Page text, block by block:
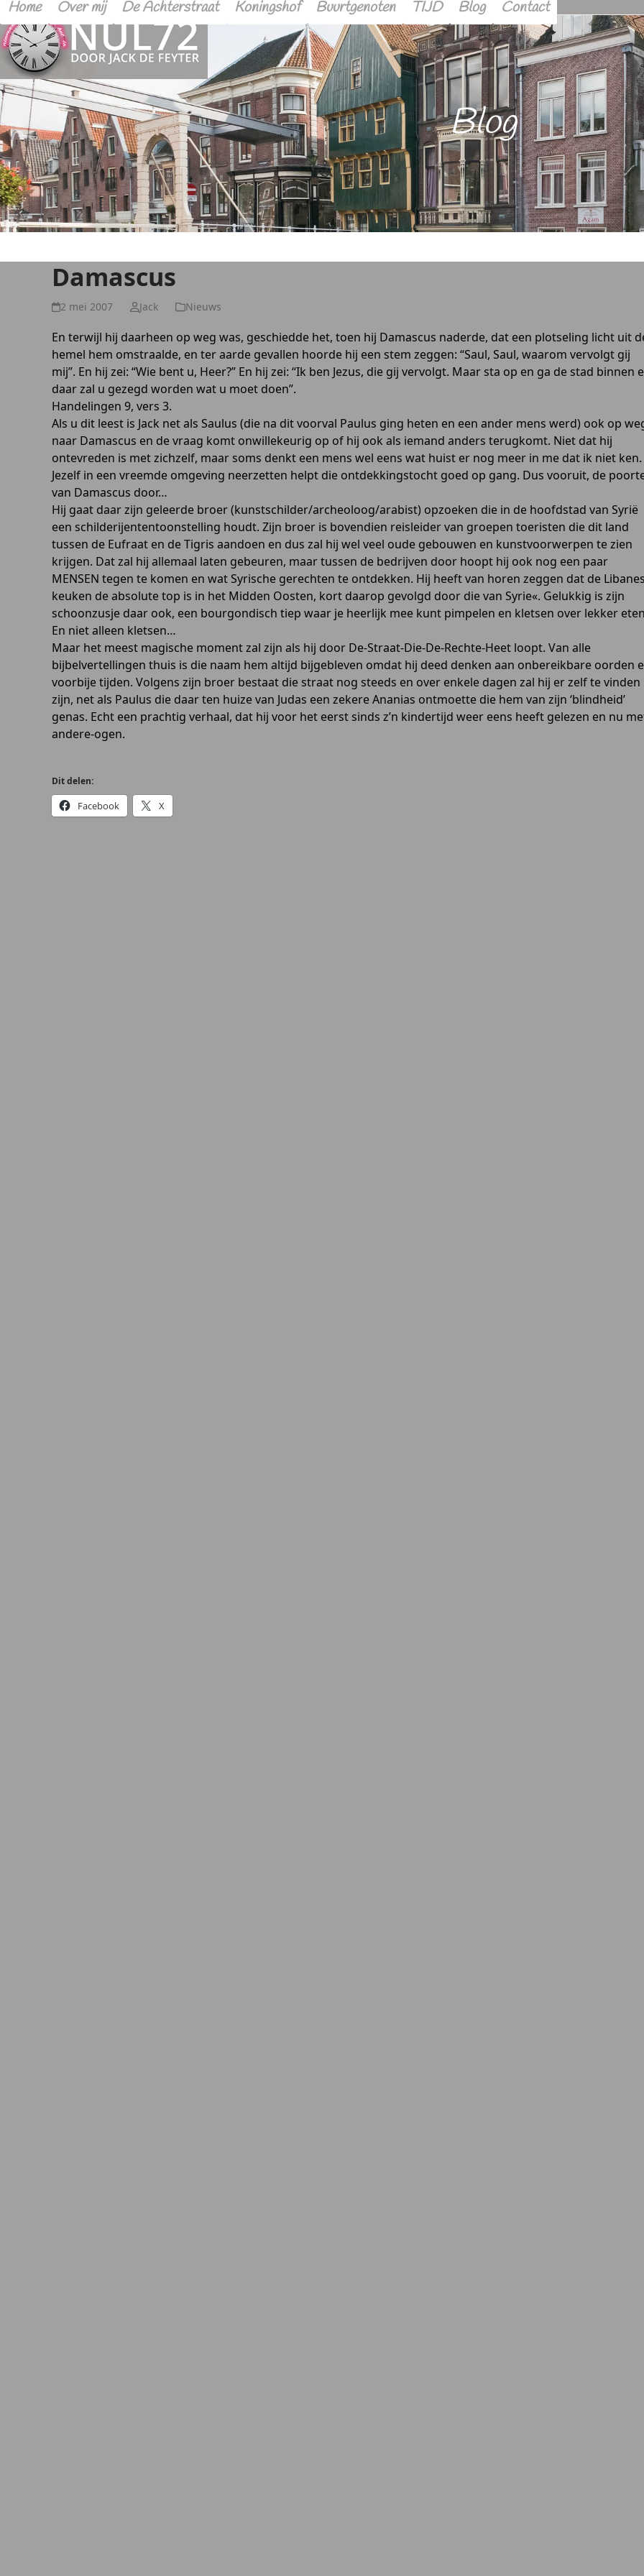
Home Over mij De Achterstraat Koningshof Buurtgenoten TIJD Blog Contact
Blog
Damascus
2 mei 2007 Jack Nieuws
En terwijl hij daarheen op weg was, geschiedde het, toen hij Damascus naderde, dat een plotseling licht uit
hemel hem omstraalde, en ter aarde gevallen hoorde hij een stem zeggen: “Saul, Saul, waarom vervolgt gij
mij”. En hij zei: “Wie bent u, Heer?” En hij zei: “Ik ben Jezus, die gij vervolgt. Maar sta op en ga de stad binnen
daar zal u gezegd worden wat u moet doen”.
Handelingen 9, vers 3.
Als u dit leest is Jack net als Saulus (die na dit voorval Paulus ging heten en een ander mens werd) ook op
naar Damascus en de vraag komt onwillekeurig op of hij ook als iemand anders terugkomt. Niet dat hij
ontevreden is met zichzelf, maar soms denkt een mens wel eens wat huist er nog meer in me dat ik niet ken.
Jezelf in een vreemde omgeving neerzetten helpt die ontdekkingstocht goed op gang. Dus vooruit, de
van Damascus door…
Hij gaat daar zijn geleerde broer (kunstschilder/archeoloog/arabist) opzoeken die in de hoofdstad van Syrië
een schilderijententoonstelling houdt. Zijn broer is bovendien reisleider van groepen toeristen die dit land
tussen de Eufraat en de Tigris aandoen en dus zal hij wel veel oude gebouwen en kunstvoorwerpen te zien
krijgen. Dat zal hij allemaal laten gebeuren, maar tussen de bedrijven door hoopt hij ook nog een paar
MENSEN tegen te komen en wat Syrische gerechten te ontdekken. Hij heeft van horen zeggen dat de
keuken de absolute top is in het Midden Oosten, kort daarop gevolgd door die van Syrie«. Gelukkig is zijn
schoonzusje daar ook, een bourgondisch tiep waar je heerlijk mee kunt pimpelen en kletsen over lekker
En niet alleen kletsen…
Maar het meest magische moment zal zijn als hij door De-Straat-Die-De-Rechte-Heet loopt. Van alle
bijbelvertellingen thuis is die naam hem altijd bijgebleven omdat hij deed denken aan onbereikbare oorden
voorbije tijden. Volgens zijn broer bestaat die straat nog steeds en over enkele dagen zal hij er zelf te vinden
zijn, net als Paulus die daar ten huize van Judas een zekere Ananias ontmoette die hem van zijn ‘blindheid’
genas. Echt een prachtig verhaal, dat hij voor het eerst sinds z’n kindertijd weer eens heeft gelezen en nu
andere-ogen.
Dit delen:
Facebook X